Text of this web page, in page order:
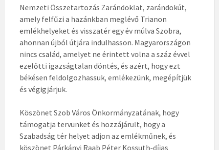
Nemzeti Összetartozás Zarándoklat, zarándokút,
amely felfűzi a hazánkban meglévő Trianon
emlékhelyeket és visszatér egy év múlva Szobra,
ahonnan újból útjára indulhasson. Magyarországon
nincs család, amelyet ne érintett volna a száz évvel
ezelőtti igazságtalan döntés, és azért, hogy ezt
békésen feldolgozhassuk, emlékezünk, megépítjük
és végigjárjuk.
Köszönet Szob Város Önkormányzatának, hogy
támogatja tervünket és hozzájárult, hogy a
Szabadság tér helyet adjon az emlékműnek, és
köszönet Párkányi Raab Péter Kossuth-díjas